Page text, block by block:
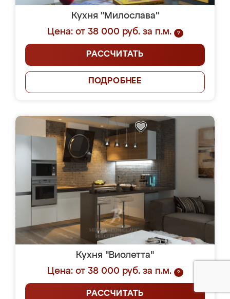
Кухня "Милослава"
Цена: от 38 000 руб. за п.м.
?
РАССЧИТАТЬ
ПОДРОБНЕЕ
Кухня "Виолетта"
Цена: от 38 000 руб. за п.м.
?
РАССЧИТАТЬ